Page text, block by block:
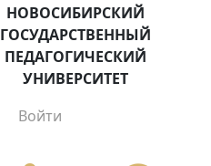
НОВОСИБИРСКИЙ
ГОСУДАРСТВЕННЫЙ
ПЕДАГОГИЧЕСКИЙ
УНИВЕРСИТЕТ
Войти